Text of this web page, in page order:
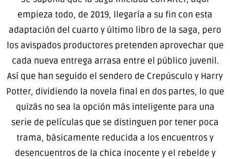
empieza todo, de 2019, llegaría a su fin con esta
adaptación del cuarto y último libro de la saga, pero
los avispados productores pretenden aprovechar que
cada nueva entrega arrasa entre el público juvenil.
Así que han seguido el sendero de Crepúsculo y Harry
Potter, dividiendo la novela final en dos partes, lo que
quizás no sea la opción más inteligente para una
serie de películas que se distinguen por tener poca
trama, básicamente reducida a los encuentros y
desencuentros de la chica inocente y el rebelde y